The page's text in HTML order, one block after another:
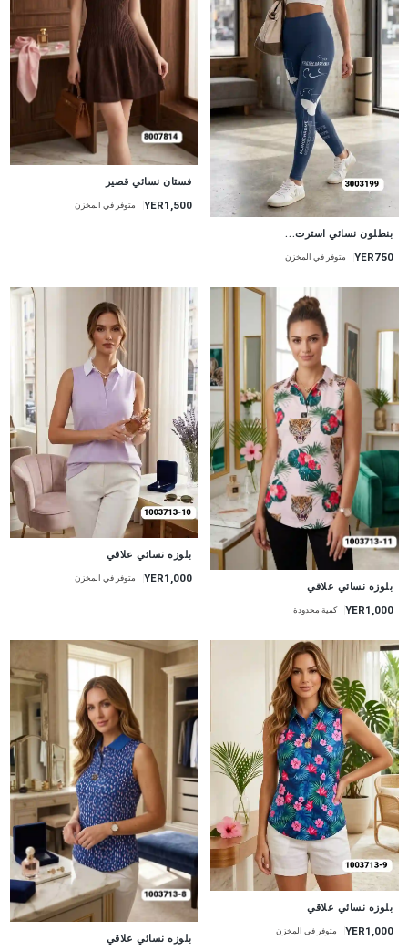
بنطلون نسائي استرت...
YER750 متوفر في المخزن
فستان نسائي قصير
YER1,500 متوفر في المخزن
بلوزه نسائي علاقي
YER1,000 كمية محدودة
بلوزه نسائي علاقي
YER1,000 متوفر في المخزن
بلوزه نسائي علاقي
YER1,000 متوفر في المخزن جديد
بلوزه نسائي علاقي